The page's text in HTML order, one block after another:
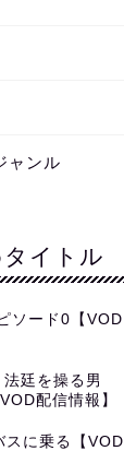
ャンル
イトル
ソード0【VOD
法廷を操る男
配信情報】
スに乗る【VOD